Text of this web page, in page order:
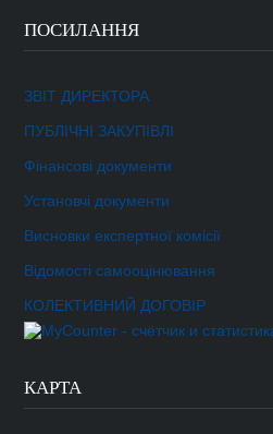
ПОСИЛАННЯ
ЗВІТ ДИРЕКТОРА
ПУБЛІЧНІ ЗАКУПІВЛІ
Фінансові документи
Установчі документи
Висновки експертної комісії
Відомості самооцінювання
КОЛЕКТИВНИЙ ДОГОВІР
КАРТА